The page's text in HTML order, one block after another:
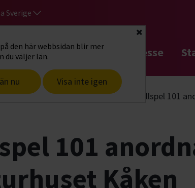
Sverige
den här webbsidan blir mer
du väljer län.
nu Visa inte igen
Stäng
startsidaHitta intresse
Spelkultur Rollspel Rollspel 101
101
Kåken